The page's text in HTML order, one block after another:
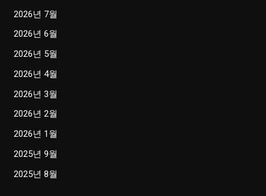
2026년 7월
2026년 6월
2026년 5월
2026년 4월
2026년 3월
2026년 2월
2026년 1월
2025년 9월
2025년 8월